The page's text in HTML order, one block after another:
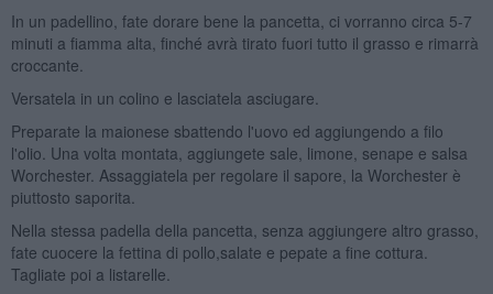
In un padellino, fate dorare bene la pancetta, ci vorranno circa 5-7
minuti a fiamma alta, finché avrà tirato fuori tutto il grasso e rimarrà
croccante.
Versatela in un colino e lasciatela asciugare.
Preparate la maionese sbattendo l'uovo ed aggiungendo a filo
l'olio. Una volta montata, aggiungete sale, limone, senape e salsa
Worchester. Assaggiatela per regolare il sapore, la Worchester è
piuttosto saporita.
Nella stessa padella della pancetta, senza aggiungere altro grasso,
fate cuocere la fettina di pollo,salate e pepate a fine cottura.
Tagliate poi a listarelle.